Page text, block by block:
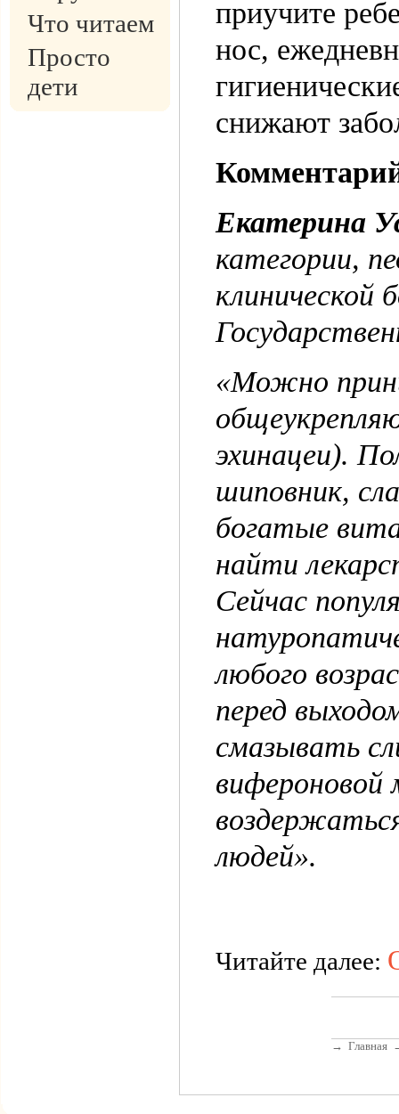
Что читаем
Просто
дети
приучите
нос,
снижают
Екатерина
категории,
клинической
«Можно
эхинацеи).
шиповник,
богатые
найти
Сейчас
любого
перед
смазывать
людей».
Читайте далее:
→ Главная